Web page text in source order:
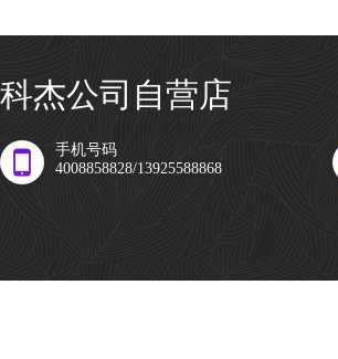
科杰公司自营店
手机号码
4008858828/13925588868